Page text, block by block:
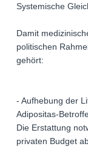
Systemische
Damit
politischen
gehört:
- Aufhebung der
Adipositas-
Die Erstattung
privaten Budget